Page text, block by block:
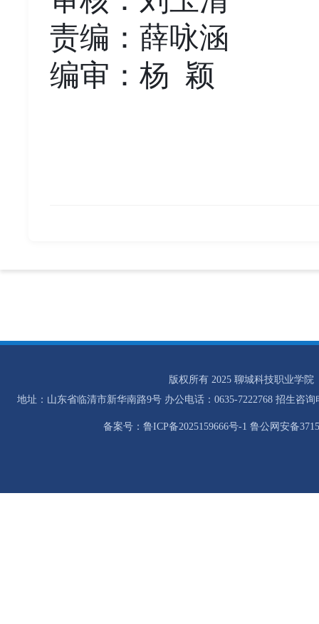
责编：薛咏涵
编审：杨 颖
版权所有 2025 聊城科技职业学院
地址：山东省临清市新华南路9号 办公电话：0635-7222768 招生咨询
备案号：鲁ICP备2025159666号-1 鲁公网安备